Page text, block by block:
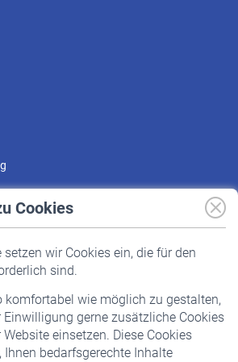
Cookies
wir Cookies ein, die für den
sind.
komfortabel wie möglich zu gestalten,
gerne zusätzliche Cookies
einsetzen. Diese Cookies
bedarfsgerechte Inhalte